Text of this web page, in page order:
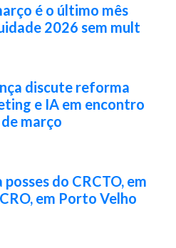
é o último mês
2026 sem mult
discute reforma
e IA em encontro
março
do CRCTO, em
em Porto Velho